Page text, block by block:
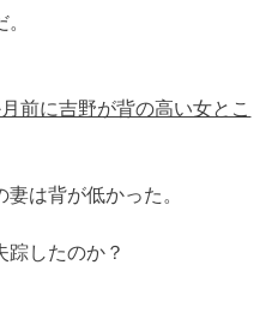
前に吉野が背の高い女とこ
は背が低かった。
踪したのか？